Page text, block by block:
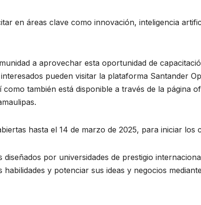
en áreas clave como innovación, inteligencia
a aprovechar esta oportunidad de
pueden visitar la plataforma Santander
también está disponible a través de la página
hasta el 14 de marzo de 2025, para iniciar los
por universidades de prestigio
y potenciar sus ideas y negocios